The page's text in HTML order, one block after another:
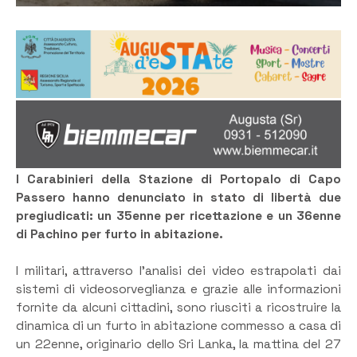
I Carabinieri della Stazione di Portopalo di Capo
Passero hanno denunciato in stato di libertà due
pregiudicati: un 35enne per ricettazione e un 36enne
di Pachino per furto in abitazione.
I militari, attraverso l’analisi dei video estrapolati dai
sistemi di videosorveglianza e grazie alle informazioni
fornite da alcuni cittadini, sono riusciti a ricostruire la
dinamica di un furto in abitazione commesso a casa di
un 22enne, originario dello Sri Lanka, la mattina del 27